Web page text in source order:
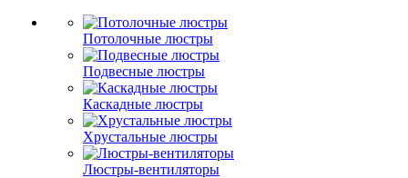
Потолочные люстры
Подвесные люстры
Каскадные люстры
Хрустальные люстры
Люстры-вентиляторы